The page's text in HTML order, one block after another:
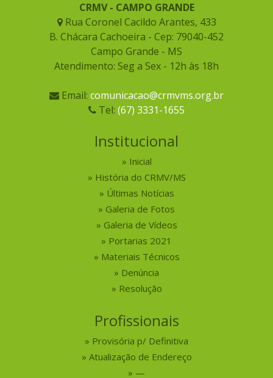
CRMV - CAMPO GRANDE
Rua Coronel Cacildo Arantes, 433
B. Chácara Cachoeira - Cep: 79040-452
Campo Grande - MS
Atendimento: Seg a Sex - 12h às 18h
Email: comunicacao@crmvms.org.br
Tel: (67) 3331-1655
Institucional
Inicial
História do CRMV/MS
Últimas Notícias
Galeria de Fotos
Galeria de Vídeos
Portarias 2021
Materiais Técnicos
Denúncia
Resolução
Profissionais
Provisória p/ Definitiva
Atualização de Endereço
—